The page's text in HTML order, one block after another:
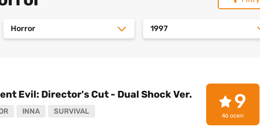
Horror 1997
Evil: Director's Cut - Dual Shock Ver.
INNA SURVIVAL 9
46 ocen